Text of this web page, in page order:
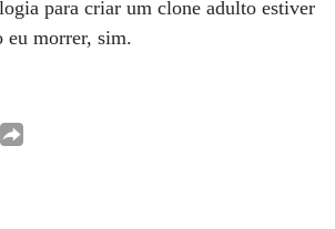
para criar um clone adulto estiver
eu morrer, sim.